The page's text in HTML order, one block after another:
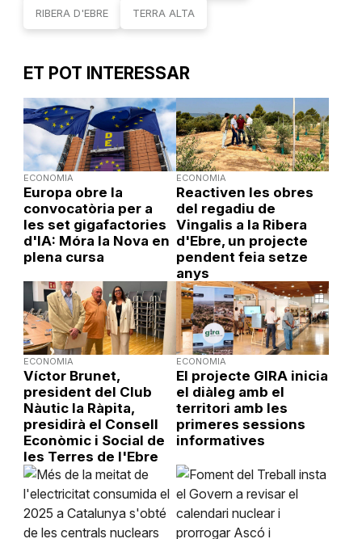
RIBERA D'EBRE TERRA ALTA
ET POT INTERESSAR
ECONOMIA
Europa obre la
convocatòria per a
les set gigafactories
d'IA: Móra la Nova en
plena cursa
ECONOMIA
Reactiven les obres
del regadiu de
Vingalis a la Ribera
d'Ebre, un projecte
pendent feia setze
anys
ECONOMIA
Víctor Brunet,
president del Club
Nàutic la Ràpita,
presidirà el Consell
Econòmic i Social de
les Terres de l'Ebre
ECONOMIA
El projecte GIRA inicia
el diàleg amb el
territori amb les
primeres sessions
informatives